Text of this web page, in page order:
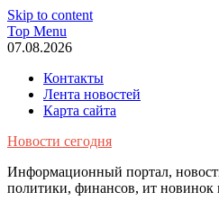
Skip to content
Top Menu
07.08.2026
Контакты
Лента новостей
Карта сайта
Новости сегодня
Информационный портал,
политики, финансов, ит новинок